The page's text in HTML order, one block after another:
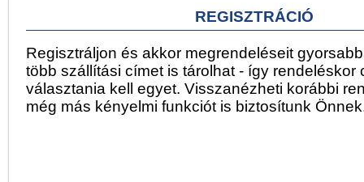
REGISZTRÁCIÓ
Regisztráljon és akkor megrendeléseit
több szállítási címet is tárolhat - így rendeléskor
választania kell egyet. Visszanézheti korábbi
még más kényelmi funkciót is biztosítunk